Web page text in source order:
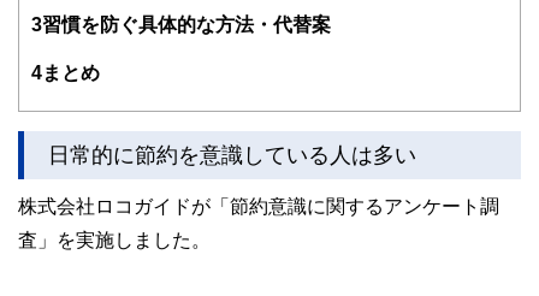
関わることで、読者目線のコンテンツを追求しています。
かしく感じられる年金や税金、相続、保険、ローンなどの話
をわかりやすく発信している点です。
執筆者・監修者による執筆体制を築くことで、内容のわかり
3習慣を防ぐ具体的な方法・代替案
4まとめ
日常的に節約を意識している人は多い
株式会社ロコガイドが「節約意識に関するアンケート調
査」を実施しました。